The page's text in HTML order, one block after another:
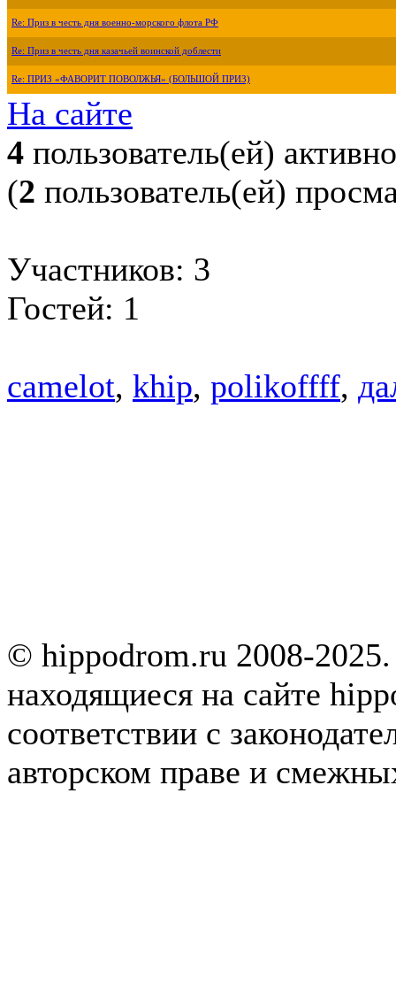
Re: Приз в честь дня военно-морского флота РФ
Re: Приз в честь дня казачьей воинской доблести
Re: ПРИЗ «ФАВОРИТ ПОВОЛЖЬЯ» (БОЛЬШОЙ ПРИЗ)
На сайте
4 пользователь(ей) активно
(2 пользователь(ей)
Участников: 3
Гостей: 1
camelot, khip, polikoffff,
© hippodrom.ru 2008-
находящиеся на сайте
соответствии с
авторском праве и